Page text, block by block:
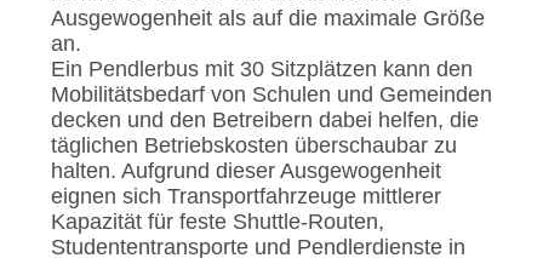
Ausgewogenheit als auf die maximale Größe
an.
Ein Pendlerbus mit 30 Sitzplätzen kann den
Mobilitätsbedarf von Schulen und Gemeinden
decken und den Betreibern dabei helfen, die
täglichen Betriebskosten überschaubar zu
halten. Aufgrund dieser Ausgewogenheit
eignen sich Transportfahrzeuge mittlerer
Kapazität für feste Shuttle-Routen,
Studententransporte und Pendlerdienste in